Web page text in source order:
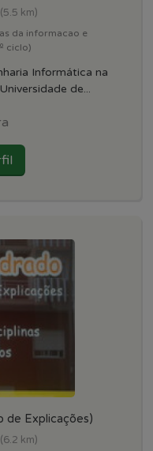
(5.5 km)
da informacao e
ciclo)
Informática na
de...
de Explicações)
(6.2 km)